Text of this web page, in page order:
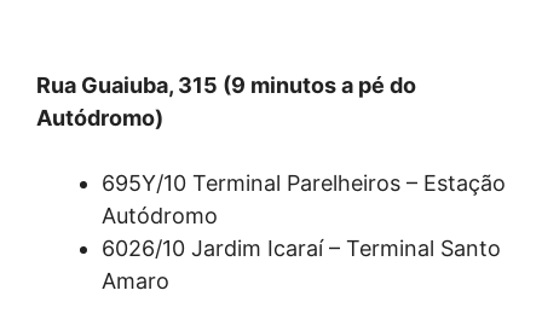
Rua Guaiuba, 315 (9 minutos a pé do
Autódromo)
695Y/10 Terminal Parelheiros – Estação
Autódromo
6026/10 Jardim Icaraí – Terminal Santo
Amaro